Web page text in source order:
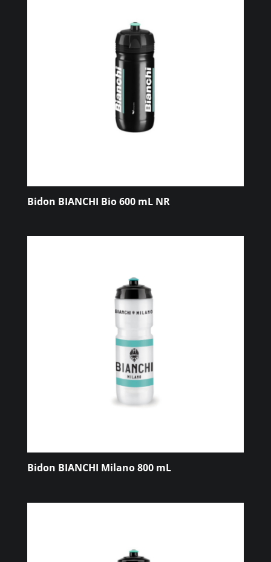
Bidon BIANCHI Bio 600 mL NR
Bidon BIANCHI Milano 800 mL